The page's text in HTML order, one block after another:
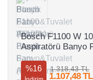
Bosch F1100 W
Aspiratörü Banyo
%16 1.318,43 TL
1.107,48 TL